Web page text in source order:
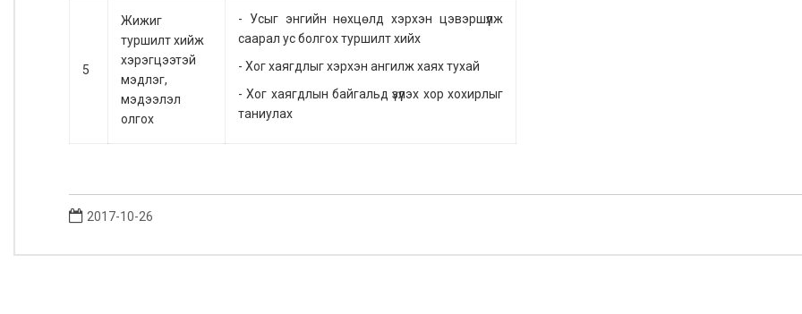
5
Жижиг
туршилт хийж
хэрэгцээтэй
мэдлэг,
мэдээлэл
олгох
- Усыг энгийн нөхцөлд хэрхэн цэвэршүүлж
саарал ус болгох туршилт хийх
- Хог хаягдлыг хэрхэн ангилж хаях тухай
- Хог хаягдлын байгальд үзүүлэх хор хохирлыг
таниулах
2017-10-26